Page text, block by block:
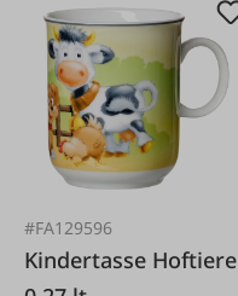
#FA129596
Kindertasse Hoftiere